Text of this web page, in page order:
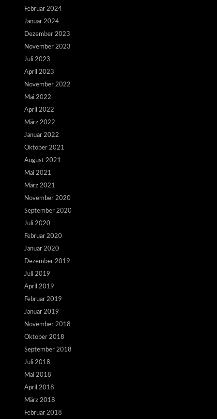
Februar 2024
Januar 2024
Dezember 2023
November 2023
Juli 2023
April 2023
November 2022
Mai 2022
April 2022
März 2022
Januar 2022
Oktober 2021
August 2021
Mai 2021
März 2021
November 2020
September 2020
Juli 2020
Februar 2020
Januar 2020
Dezember 2019
Juli 2019
April 2019
Februar 2019
Januar 2019
November 2018
Oktober 2018
September 2018
Juli 2018
Mai 2018
April 2018
März 2018
Februar 2018